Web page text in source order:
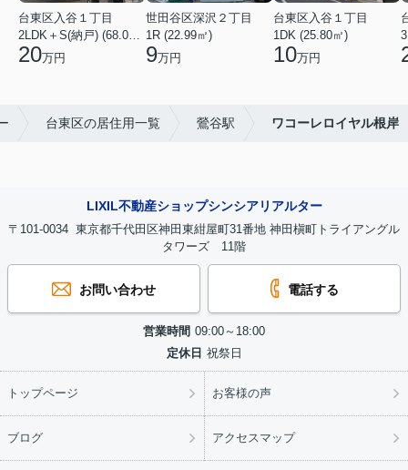
台東区入谷１丁目
2LDK＋S(納戸) (68.04㎡)
20万円
世田谷区深沢２丁目
1R (22.99㎡)
9万円
台東区入谷１丁目
1DK (25.80㎡)
10万円
台東区の居住用一覧 鶯谷駅 ワコーレロイヤル根岸
LIXIL不動産ショップシンシアリアルター
〒101-0034 東京都千代田区神田東紺屋町31番地 神田槇町トライアングル
タワーズ 11階
お問い合わせ 電話する
営業時間 09:00～18:00
定休日 祝祭日
トップページ お客様の声
ブログ アクセスマップ